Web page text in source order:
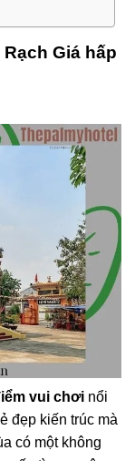
Giá hấp
vui chơi nổi
đẹp kiến trúc mà
có một không